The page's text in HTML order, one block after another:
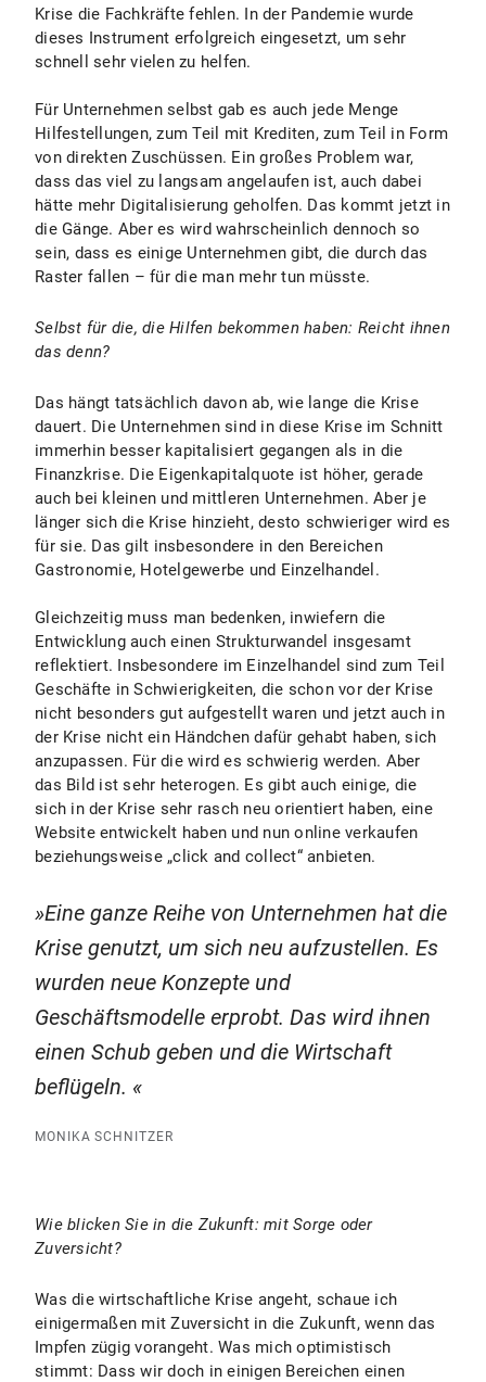
Krise die Fachkräfte fehlen. In der Pandemie wurde
dieses Instrument erfolgreich eingesetzt, um sehr
schnell sehr vielen zu helfen.
Für Unternehmen selbst gab es auch jede Menge
Hilfestellungen, zum Teil mit Krediten, zum Teil in Form
von direkten Zuschüssen. Ein großes Problem war,
dass das viel zu langsam angelaufen ist, auch dabei
hätte mehr Digitalisierung geholfen. Das kommt jetzt in
die Gänge. Aber es wird wahrscheinlich dennoch so
sein, dass es einige Unternehmen gibt, die durch das
Raster fallen – für die man mehr tun müsste.
Selbst für die, die Hilfen bekommen haben: Reicht ihnen
das denn?
Das hängt tatsächlich davon ab, wie lange die Krise
dauert. Die Unternehmen sind in diese Krise im Schnitt
immerhin besser kapitalisiert gegangen als in die
Finanzkrise. Die Eigenkapitalquote ist höher, gerade
auch bei kleinen und mittleren Unternehmen. Aber je
länger sich die Krise hinzieht, desto schwieriger wird es
für sie. Das gilt insbesondere in den Bereichen
Gastronomie, Hotelgewerbe und Einzelhandel.
Gleichzeitig muss man bedenken, inwiefern die
Entwicklung auch einen Strukturwandel insgesamt
reflektiert. Insbesondere im Einzelhandel sind zum Teil
Geschäfte in Schwierigkeiten, die schon vor der Krise
nicht besonders gut aufgestellt waren und jetzt auch in
der Krise nicht ein Händchen dafür gehabt haben, sich
anzupassen. Für die wird es schwierig werden. Aber
das Bild ist sehr heterogen. Es gibt auch einige, die
sich in der Krise sehr rasch neu orientiert haben, eine
Website entwickelt haben und nun online verkaufen
beziehungsweise „click and collect“ anbieten.
Eine ganze Reihe von Unternehmen hat die
Krise genutzt, um sich neu aufzustellen. Es
wurden neue Konzepte und
Geschäftsmodelle erprobt. Das wird ihnen
einen Schub geben und die Wirtschaft
beflügeln.
MONIKA SCHNITZER
Wie blicken Sie in die Zukunft: mit Sorge oder
Zuversicht?
Was die wirtschaftliche Krise angeht, schaue ich
einigermaßen mit Zuversicht in die Zukunft, wenn das
Impfen zügig vorangeht. Was mich optimistisch
stimmt: Dass wir doch in einigen Bereichen einen